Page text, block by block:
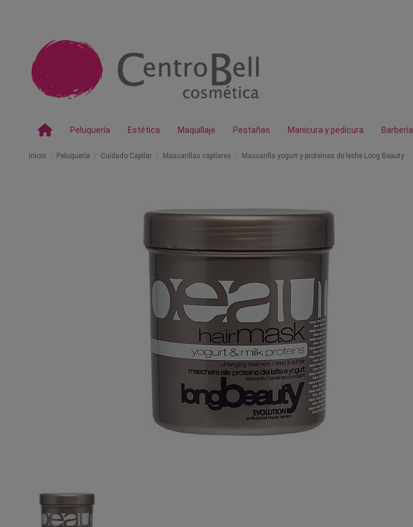
Peluquería Estética Maquillaje Pestañas Manicura y pedicura Barbería
Inicio Peluquería Cuidado Capilar Mascarillas capilares Mascarilla yogurt y proteínas de leche Long Beauty